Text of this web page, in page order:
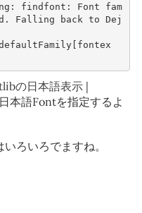
findfont: Font fam
Falling back to Dej
の日本語表示 |
本語Fontを指定するよ
ろいろでますね。